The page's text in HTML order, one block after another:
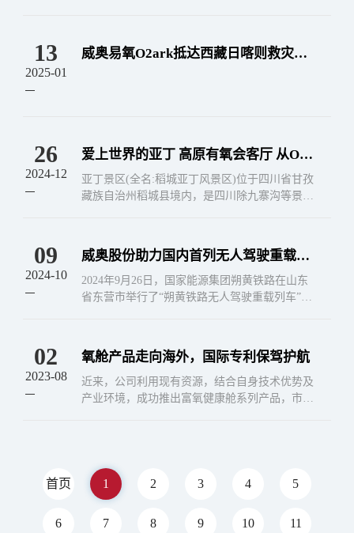
13
2025-01
威奥易氧O2ark抵达西藏日喀则救灾现
26
2024-12
爱上世界的亚丁 高原有氧会客厅 从O2a
rk智能微压氧舱入驻亚丁景区，到深度
打造甘孜州有氧文旅
亚丁景区(全名:稻城亚丁风景区)位于四川省甘孜
藏族自治州稻城县境内，是四川除九寨沟等景区
&qu...
09
2024-10
威奥股份助力国内首列无人驾驶重载列
车成功开行
2024年9月26日，国家能源集团朔黄铁路在山东
省东营市举行了“朔黄铁路无人驾驶重载列车”试
生，...
02
2023-08
氧舱产品走向海外，国际专利保驾护航
近来，公司利用现有资源，结合自身技术优势及
产业环境，成功推出富氧健康舱系列产品，市场
首页 1 2 3 4 5
6 7 8 9 10 11